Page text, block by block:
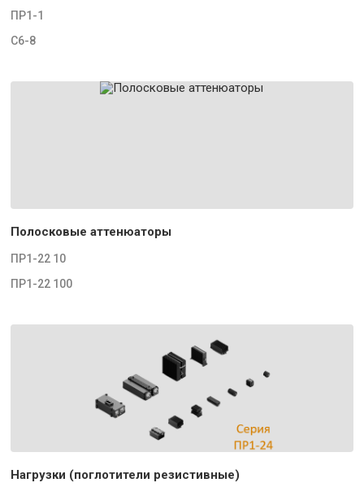
ПР1-1
С6-8
Полосковые аттенюаторы
ПР1-22 10
ПР1-22 100
Нагрузки (поглотители резистивные)